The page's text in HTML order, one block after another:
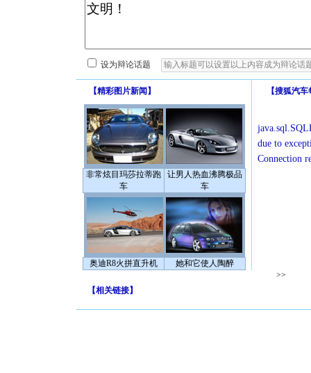
设为辩论话题
【精彩图片新闻 】
非常炫目玛莎拉蒂跑
车
让男人热血沸腾极品
车
奥迪R8火拼直升机 她和它使人陶醉
【搜狐汽车
due to
Connection
>>
【相关链接】